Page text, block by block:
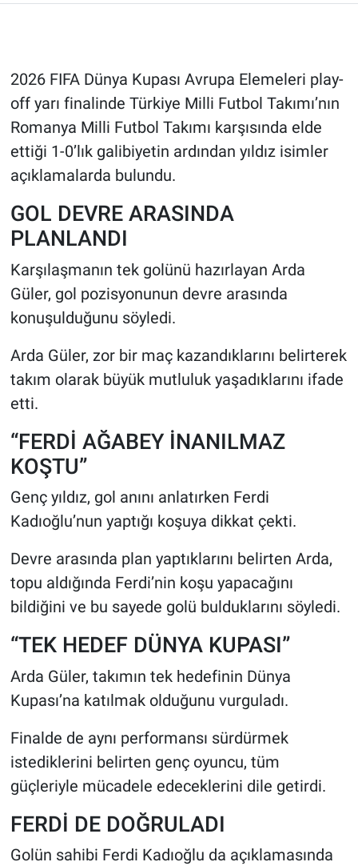
2026 FIFA Dünya Kupası Avrupa Elemeleri play-
off yarı finalinde Türkiye Milli Futbol Takımı’nın
Romanya Milli Futbol Takımı karşısında elde
ettiği 1-0’lık galibiyetin ardından yıldız isimler
açıklamalarda bulundu.
GOL DEVRE ARASINDA
PLANLANDI
Karşılaşmanın tek golünü hazırlayan Arda
Güler, gol pozisyonunun devre arasında
konuşulduğunu söyledi.
Arda Güler, zor bir maç kazandıklarını belirterek
takım olarak büyük mutluluk yaşadıklarını ifade
etti.
“FERDİ AĞABEY İNANILMAZ
KOŞTU”
Genç yıldız, gol anını anlatırken Ferdi
Kadıoğlu’nun yaptığı koşuya dikkat çekti.
Devre arasında plan yaptıklarını belirten Arda,
topu aldığında Ferdi’nin koşu yapacağını
bildiğini ve bu sayede golü bulduklarını söyledi.
“TEK HEDEF DÜNYA KUPASI”
Arda Güler, takımın tek hedefinin Dünya
Kupası’na katılmak olduğunu vurguladı.
Finalde de aynı performansı sürdürmek
istediklerini belirten genç oyuncu, tüm
güçleriyle mücadele edeceklerini dile getirdi.
FERDİ DE DOĞRULADI
Golün sahibi Ferdi Kadıoğlu da açıklamasında
EĞİTİM
ÇEVRE
HABERDE İNSAN
SPOR
MAGAZİN
Bilim, Teknoloji